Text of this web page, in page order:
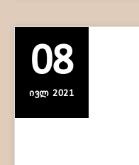
08
ᲘᲕᲚ 2021